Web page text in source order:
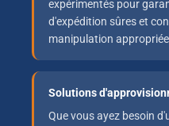
expérimentés pour
d'expédition sûres et
manipulation
Solutions
Que vous ayez besoin